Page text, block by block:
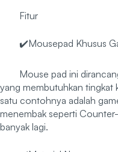
Fitur
✔️Mousepad Khusus
Mouse pad ini
yang membutuhkan tingkat
satu contohnya adalah
menembak seperti
banyak lagi.